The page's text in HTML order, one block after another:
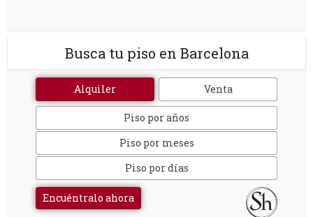
Busca tu piso en Barcelona
Alquiler Venta
Piso por años
Piso por meses
Piso por días
Encuéntralo ahora